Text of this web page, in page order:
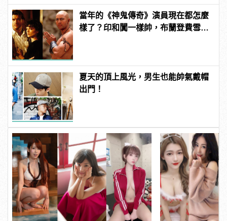
當年的《神鬼傳奇》演員現在都怎麼
樣了？印和闐一樣帥，布蘭登費雪大
夏天的頂上風光，男生也能帥氣戴帽
出門！